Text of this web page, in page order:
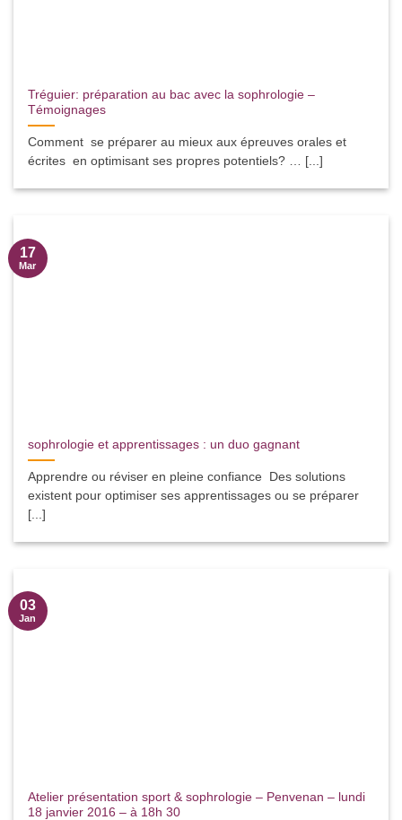
Tréguier: préparation au bac avec la sophrologie –
Témoignages
Comment se préparer au mieux aux épreuves orales et
écrites en optimisant ses propres potentiels? … [...]
sophrologie et apprentissages : un duo gagnant
Apprendre ou réviser en pleine confiance Des solutions
existent pour optimiser ses apprentissages ou se préparer
[...]
17
Mar
Atelier présentation sport & sophrologie – Penvenan – lundi
18 janvier 2016 – à 18h 30
03
Jan